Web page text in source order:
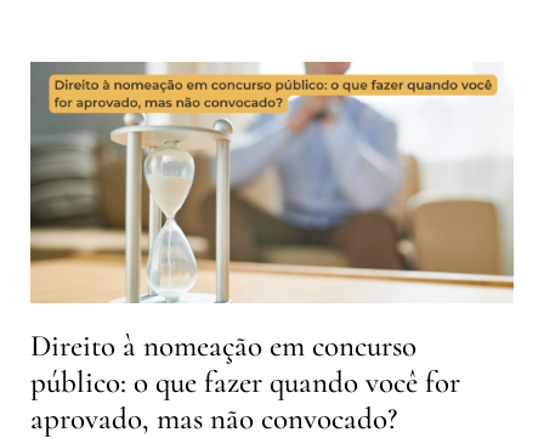
Direito à nomeação em concurso
público: o que fazer quando você for
aprovado, mas não convocado?